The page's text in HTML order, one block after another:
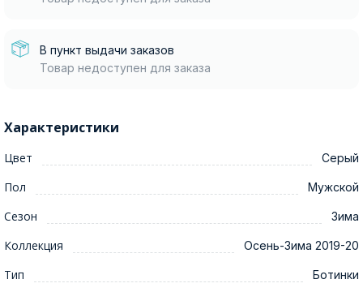
В пункт выдачи заказов
Товар недоступен для заказа
Характеристики
Цвет Серый
Пол Мужской
Сезон Зима
Коллекция Осень-Зима 2019-20
Тип Ботинки